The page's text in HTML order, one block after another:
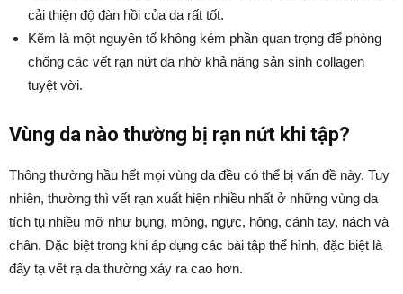
cải thiện độ đàn hồi của da rất tốt.
Kẽm là một nguyên tố không kém phần quan trọng để phòng
chống các vết rạn nứt da nhờ khả năng sản sinh collagen
tuyệt vời.
Vùng da nào thường bị rạn nứt khi tập?
Thông thường hầu hết mọi vùng da đều có thể bị vấn đề này. Tuy
nhiên, thường thì vết rạn xuất hiện nhiều nhất ở những vùng da
tích tụ nhiều mỡ như bụng, mông, ngực, hông, cánh tay, nách và
chân. Đặc biệt trong khi áp dụng các bài tập thể hình, đặc biệt là
đẩy tạ vết rạ da thường xảy ra cao hơn.